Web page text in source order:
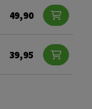
49,90
39,95